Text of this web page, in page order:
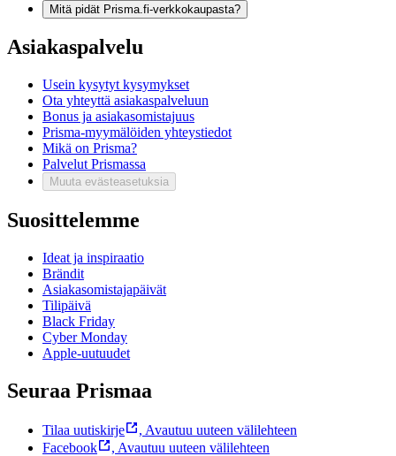
Mitä pidät Prisma.fi-verkkokaupasta?
Asiakaspalvelu
Usein kysytyt kysymykset
Ota yhteyttä asiakaspalveluun
Bonus ja asiakasomistajuus
Prisma-myymälöiden yhteystiedot
Mikä on Prisma?
Palvelut Prismassa
Muuta evästeasetuksia
Suosittelemme
Ideat ja inspiraatio
Brändit
Asiakasomistajapäivät
Tilipäivä
Black Friday
Cyber Monday
Apple-uutuudet
Seuraa Prismaa
Tilaa uutiskirje , Avautuu uuteen välilehteen
Facebook
, Avautuu uuteen välilehteen